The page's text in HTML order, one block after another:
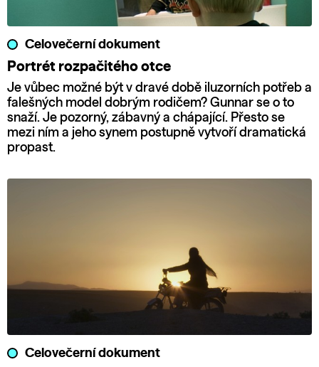
Celovečerní dokument
Portrét rozpačitého otce
Je vůbec možné být v dravé době iluzorních potřeb a
falešných model dobrým rodičem? Gunnar se o to
snaží. Je pozorný, zábavný a chápající. Přesto se
mezi ním a jeho synem postupně vytvoří dramatická
propast.
Celovečerní dokument